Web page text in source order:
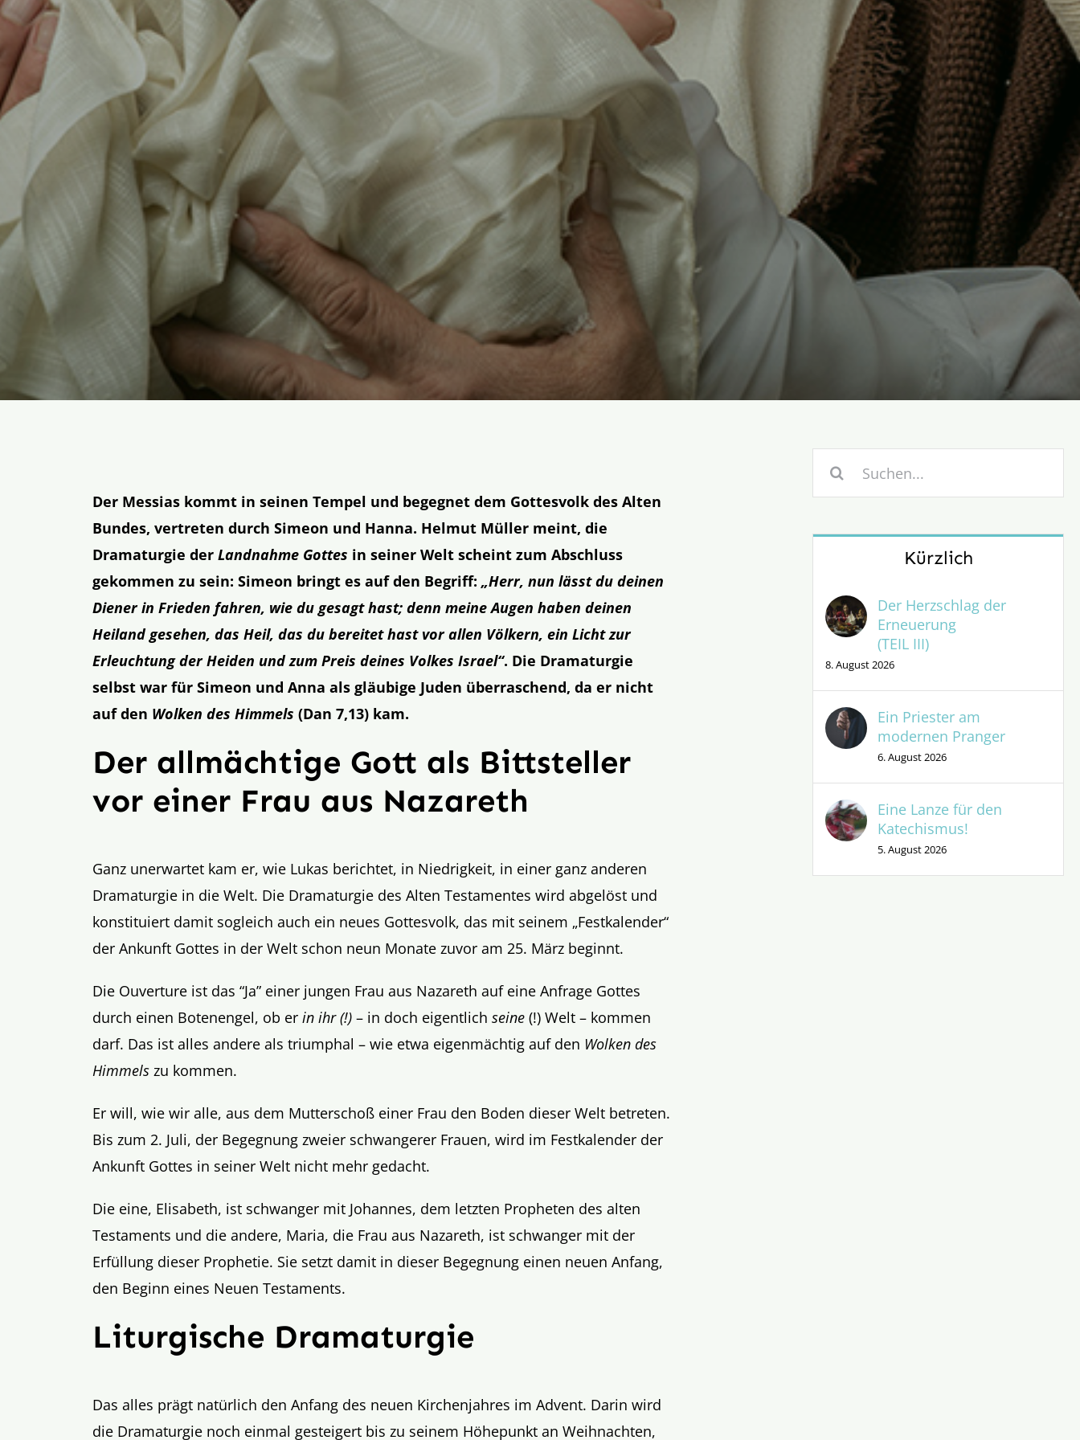
Der Messias kommt in seinen Tempel und begegnet dem Gottesvolk des Alten
Bundes, vertreten durch Simeon und Hanna. Helmut Müller meint, die
Dramaturgie derLandnahme Gottes in seiner Welt scheint zum Abschluss
gekommen zu sein: Simeon bringt es auf den Begriff:„Herr, nun lässt du deinen
Diener in Frieden fahren, wie du gesagt hast; denn meine Augen haben deinen
Heiland gesehen, das Heil, das du bereitet hast vor allen Völkern, ein Licht zur
Erleuchtung der Heiden und zum Preis deines Volkes Israel“. Die Dramaturgie
selbst war für Simeon und Anna als gläubige Juden überraschend, da er nicht
auf den Wolken des Himmels (Dan 7,13) kam.
Der allmächtige Gott als Bittsteller
vor einer Frau aus Nazareth
Ganz unerwartet kam er, wie Lukas berichtet, in Niedrigkeit, in einer ganz anderen
Dramaturgie in die Welt. Die Dramaturgie des Alten Testamentes wird abgelöst und
konstituiert damit sogleich auch ein neues Gottesvolk, das mit seinem „Festkalender“
der Ankunft Gottes in der Welt schon neun Monate zuvor am 25. März beginnt.
Die Ouverture ist das “Ja” einer jungen Frau aus Nazareth auf eine Anfrage Gottes
durch einen Botenengel, ob erin ihr (!) – in doch eigentlichseine (!) Welt – kommen
darf. Das ist alles andere als triumphal – wie etwa eigenmächtig auf den Wolken des
Himmels zu kommen.
Er will, wie wir alle, aus dem Mutterschoß einer Frau den Boden dieser Welt betreten.
Bis zum 2. Juli, der Begegnung zweier schwangerer Frauen, wird im Festkalender der
Ankunft Gottes in seiner Welt nicht mehr gedacht.
Die eine, Elisabeth, ist schwanger mit Johannes, dem letzten Propheten des alten
Testaments und die andere, Maria, die Frau aus Nazareth, ist schwanger mit der
Erfüllung dieser Prophetie. Sie setzt damit in dieser Begegnung einen neuen Anfang,
den Beginn eines Neuen Testaments.
Liturgische Dramaturgie
Das alles prägt natürlich den Anfang des neuen Kirchenjahres im Advent. Darin wird
die Dramaturgie noch einmal gesteigert bis zu seinem Höhepunkt an Weihnachten,
nach:
Kürzlich
Der Herzschlag der
Erneuerung
(TEIL III)
8. August 2026
Ein Priester am
modernen Pranger
6. August 2026
Eine Lanze für den
Katechismus!
5. August 2026